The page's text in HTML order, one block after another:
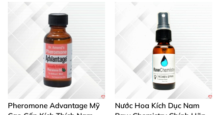
Pheromone Advantage Mỹ
Nước Hoa Kích Dục Nam